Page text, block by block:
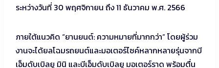
ระหว่างวันที่ 30 พฤศจิกายน ถึง 11 ธันวาคม พ.ศ. 2566
ภายใต้แนวคิด “ยานยนต์: ความหมายที่มากกว่า” โดยผู้ร่วม
งานจะได้ยลโฉมรถยนต์และมอเตอร์ไซค์หลากหลายรุ่นจากบี
เอ็มดับเบิลยู มินิ และบีเอ็มดับเบิลยู มอเตอร์ราด พร้อมตื่น